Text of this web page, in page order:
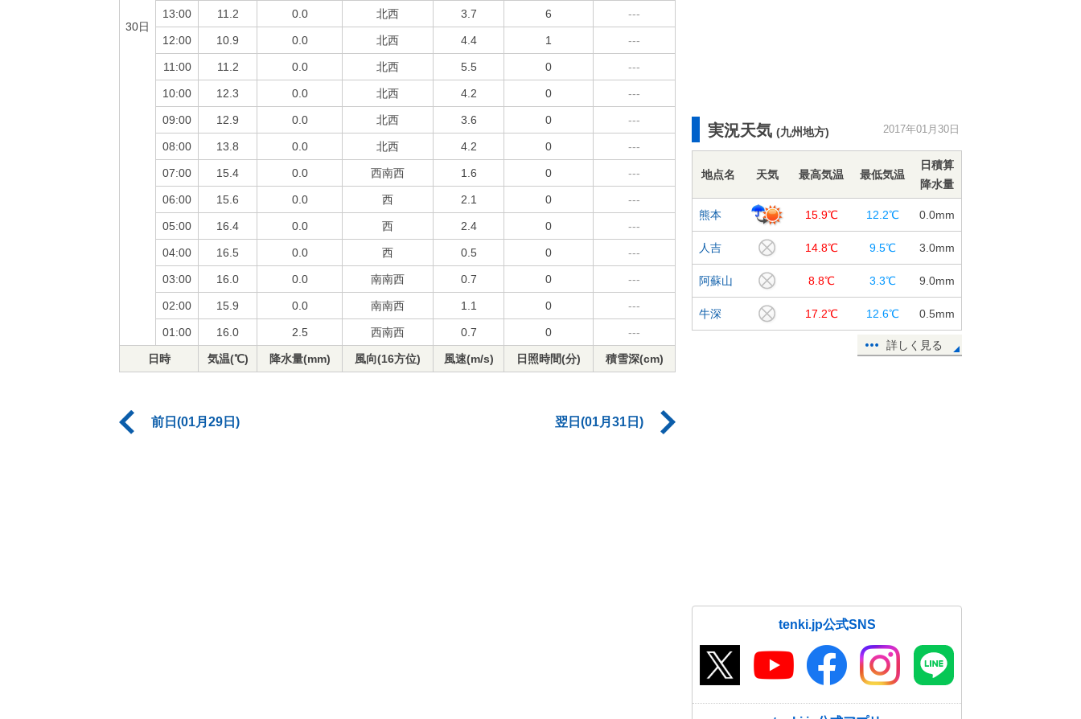
30日
13:00 11.2 0.0 北西 3.7 6 ---
12:00 10.9 0.0 北西 4.4 1 ---
11:00 11.2 0.0 北西 5.5 0 ---
10:00 12.3 0.0 北西 4.2 0 ---
09:00 12.9 0.0 北西 3.6 0 ---
08:00 13.8 0.0 北西 4.2 0 ---
07:00 15.4 0.0 西南西 1.6 0 ---
06:00 15.6 0.0 西 2.1 0 ---
05:00 16.4 0.0 西 2.4 0 ---
04:00 16.5 0.0 西 0.5 0 ---
03:00 16.0 0.0 南南西 0.7 0 ---
02:00 15.9 0.0 南南西 1.1 0 ---
01:00 16.0 2.5 西南西 0.7 0 ---
日時 気温(℃) 降水量(mm) 風向(16方位) 風速(m/s) 日照時間(分) 積雪深(cm)
前日(01月29日) 翌日(01月31日)
実況天気 (九州地方) 2017年01月30日
地点名 天気 最高気温 最低気温
日積算
降水量
熊本 15.9℃ 12.2℃ 0.0mm
人吉 14.8℃ 9.5℃ 3.0mm
阿蘇山 8.8℃ 3.3℃ 9.0mm
牛深 17.2℃ 12.6℃ 0.5mm
詳しく見る
tenki.jp公式SNS